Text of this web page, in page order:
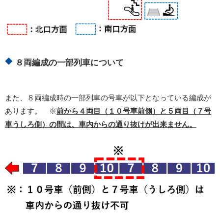
８両編成の一部列車について
また、８両編成時の一部列車の号車が以下となっている編成が
あります。 ※前から４両目（１０号車前側）と５両目（７号
車うしろ側）の間は、車内からの通り抜けが出来ません。